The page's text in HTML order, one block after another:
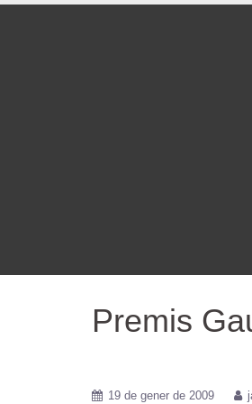
Premis
19 de gener de 2009